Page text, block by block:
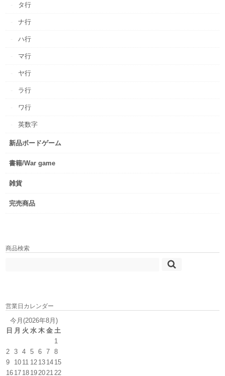
タ行
ナ行
ハ行
マ行
ヤ行
ラ行
ワ行
英数字
新品ボードゲーム
書籍/War game
雑貨
完売商品
商品検索
営業日カレンダー
今月(2026年8月)
日 月 火 水 木 金 土
1
2
3 4 5 6 7
8
9
10 11 12 13 14 15
16 17 18 19 20 21 22